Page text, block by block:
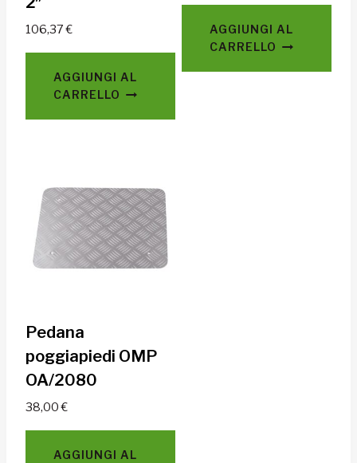
106,37€
AGGIUNGI AL
CARRELLO
AGGIUNGI AL
CARRELLO
Pedana
poggiapiedi OMP
OA/2080
38,00€
AGGIUNGI AL